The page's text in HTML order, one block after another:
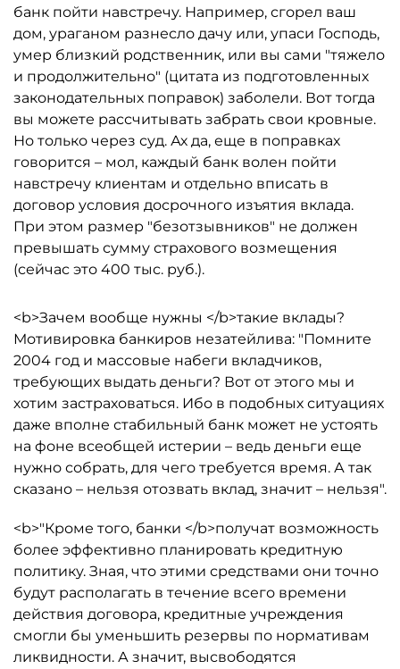
банк пойти навстречу. Например, сгорел ваш
дом, ураганом разнесло дачу или, упаси Господь,
умер близкий родственник, или вы сами "тяжело
и продолжительно" (цитата из подготовленных
законодательных поправок) заболели. Вот тогда
вы можете рассчитывать забрать свои кровные.
Но только через суд. Ах да, еще в поправках
говорится – мол, каждый банк волен пойти
навстречу клиентам и отдельно вписать в
договор условия досрочного изъятия вклада.
При этом размер "безотзывников" не должен
превышать сумму страхового возмещения
(сейчас это 400 тыс. руб.).
<b>Зачем вообще нужны </b>такие вклады?
Мотивировка банкиров незатейлива: "Помните
2004 год и массовые набеги вкладчиков,
требующих выдать деньги? Вот от этого мы и
хотим застраховаться. Ибо в подобных ситуациях
даже вполне стабильный банк может не устоять
на фоне всеобщей истерии – ведь деньги еще
нужно собрать, для чего требуется время. А так
сказано – нельзя отозвать вклад, значит – нельзя".
<b>"Кроме того, банки </b>получат возможность
более эффективно планировать кредитную
политику. Зная, что этими средствами они точно
будут располагать в течение всего времени
действия договора, кредитные учреждения
смогли бы уменьшить резервы по нормативам
ликвидности. А значит, высвободятся